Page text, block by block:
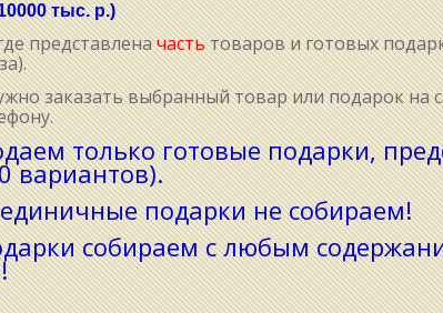
тыс. р.)
представленачастьтоваров и готовых
заказать выбранный товар или подарок на
только готовые подарки,
вариантов).
подарки не собираем!
собираем с любым